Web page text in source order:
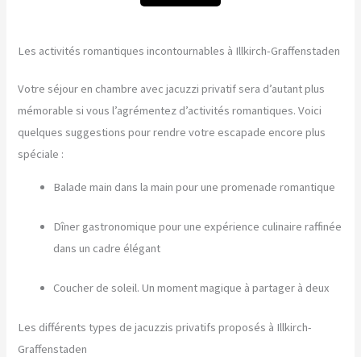
Les activités romantiques incontournables à Illkirch-Graffenstaden
Votre séjour en chambre avec jacuzzi privatif sera d’autant plus
mémorable si vous l’agrémentez d’activités romantiques. Voici
quelques suggestions pour rendre votre escapade encore plus
spéciale :
Balade main dans la main pour une promenade romantique
Dîner gastronomique pour une expérience culinaire raffinée
dans un cadre élégant
Coucher de soleil. Un moment magique à partager à deux
Les différents types de jacuzzis privatifs proposés à Illkirch-
Graffenstaden